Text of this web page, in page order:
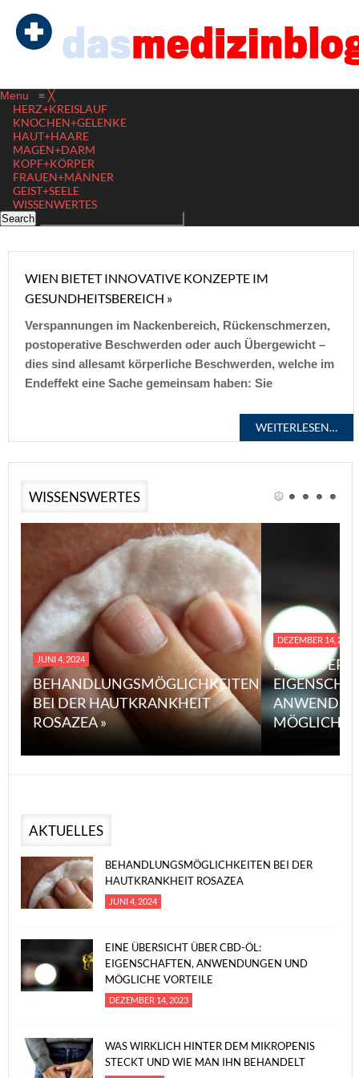
Menu ≡ ╳
HERZ+KREISLAUF
KNOCHEN+GELENKE
HAUT+HAARE
MAGEN+DARM
KOPF+KÖRPER
FRAUEN+MÄNNER
GEIST+SEELE
WISSENWERTES
WIEN BIETET INNOVATIVE KONZEPTE IM
GESUNDHEITSBEREICH »
Verspannungen im Nackenbereich, Rückenschmerzen,
postoperative Beschwerden oder auch Übergewicht –
dies sind allesamt körperliche Beschwerden, welche im
Endeffekt eine Sache gemeinsam haben: Sie
WEITERLESEN…
WISSENSWERTES
JUNI 4, 2024
BEHANDLUNGSMÖGLICHKEITEN
BEI DER HAUTKRANKHEIT
ROSAZEA »
DEZEMBER 14, 2023
EINE
MÖGLICHE
AKTUELLES
BEHANDLUNGSMÖGLICHKEITEN BEI DER
HAUTKRANKHEIT ROSAZEA
JUNI 4, 2024
EINE ÜBERSICHT ÜBER CBD-ÖL:
EIGENSCHAFTEN, ANWENDUNGEN UND
MÖGLICHE VORTEILE
DEZEMBER 14, 2023
WAS WIRKLICH HINTER DEM MIKROPENIS
STECKT UND WIE MAN IHN BEHANDELT